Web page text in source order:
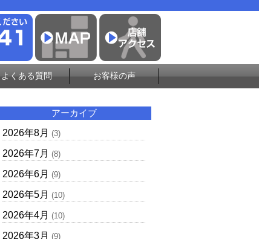
よくある質問 お客様の声
アーカイブ
2026年8月 (3)
2026年7月 (8)
2026年6月 (9)
2026年5月 (10)
2026年4月 (10)
2026年3月 (9)